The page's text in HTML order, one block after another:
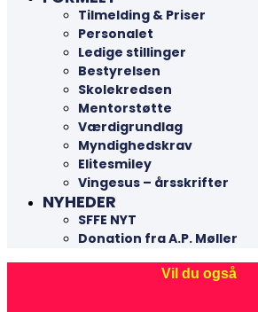
Tilmelding & Priser
Personalet
Ledige stillinger
Bestyrelsen
Skolekredsen
Mentorstøtte
Værdigrundlag
Myndighedskrav
Elitesmiley
Vingesus – årsskrifter
NYHEDER
SFFE NYT
Donation fra A.P. Møller
Vil du også